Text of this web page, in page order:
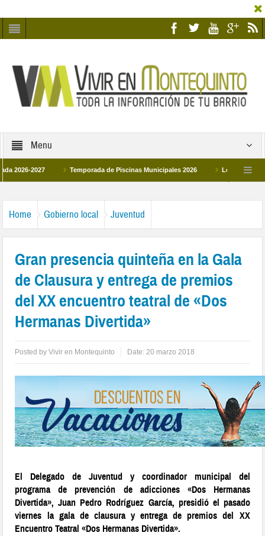
Menu
Temporada de Piscinas Municipales 2026 Los Campus de
Home Gobierno local Juventud
Gran presencia quinteña en la Gala
de Clausura y entrega de premios
del XX encuentro teatral de «Dos
Hermanas Divertida»
Posted byVivir en Montequinto Date:20 marzo 2018
El Delegado de Juventud y coordinador municipal del
programa de prevención de adicciones «Dos Hermanas
Divertida», Juan Pedro Rodríguez García, presidió el pasado
viernes la gala de clausura y entrega de premios del XX
Encuentro Teatral «Dos Hermanas Divertida».